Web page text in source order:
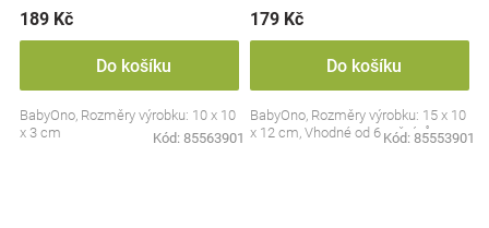
189 Kč
Do košíku
BabyOno, Rozměry výrobku: 10 x 10
x 3 cm
Kód: 85563901
179 Kč
Do košíku
BabyOno, Rozměry výrobku: 15 x 10
x 12 cm, Vhodné od 6 měsíců
Kód: 85553901